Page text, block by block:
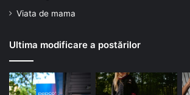
Viata de mama
Ultima modificare a postărilor